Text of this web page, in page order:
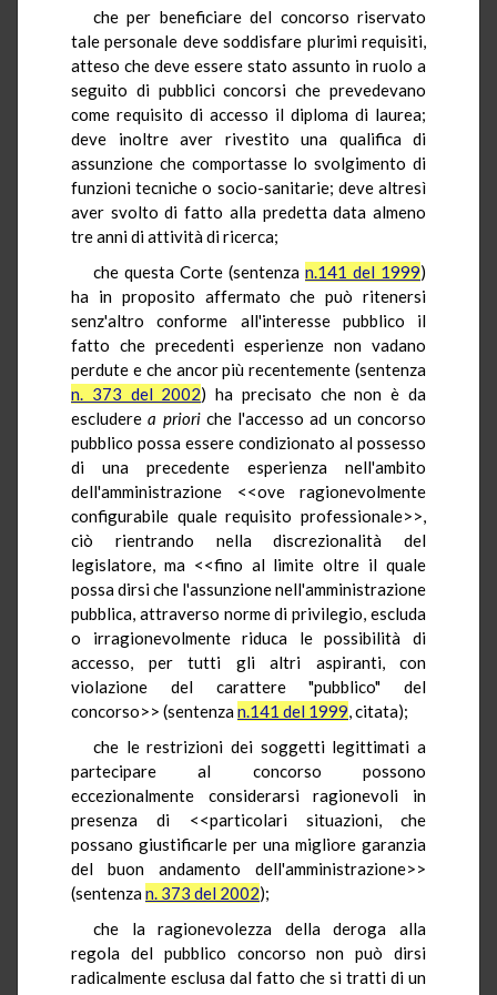
che per beneficiare del concorso riservato
tale personale deve soddisfare plurimi requisiti,
atteso che deve essere stato assunto in ruolo a
seguito di pubblici concorsi che prevedevano
come requisito di accesso il diploma di laurea;
deve inoltre aver rivestito una qualifica di
assunzione che comportasse lo svolgimento di
funzioni tecniche o socio-sanitarie; deve altresì
aver svolto di fatto alla predetta data almeno
tre anni di attività di ricerca;
che questa Corte (sentenza n.141 del 1999)
ha in proposito affermato che può ritenersi
senz'altro conforme all'interesse pubblico il
fatto che precedenti esperienze non vadano
perdute e che ancor più recentemente (sentenza
n. 373 del 2002) ha precisato che non è da
escluderea priori che l'accesso ad un concorso
pubblico possa essere condizionato al possesso
di una precedente esperienza nell'ambito
dell'amministrazione <<ove ragionevolmente
configurabile quale requisito professionale>>,
ciò rientrando nella discrezionalità del
legislatore, ma <<fino al limite oltre il quale
possa dirsi che l'assunzione nell'amministrazione
pubblica, attraverso norme di privilegio, escluda
o irragionevolmente riduca le possibilità di
accesso, per tutti gli altri aspiranti, con
violazione del carattere "pubblico" del
concorso>> (sentenzan.141 del 1999, citata);
che le restrizioni dei soggetti legittimati a
partecipare al concorso possono
eccezionalmente considerarsi ragionevoli in
presenza di <<particolari situazioni, che
possano giustificarle per una migliore garanzia
del buon andamento dell'amministrazione>>
(sentenzan. 373 del 2002);
che la ragionevolezza della deroga alla
regola del pubblico concorso non può dirsi
radicalmente esclusa dal fatto che si tratti di un